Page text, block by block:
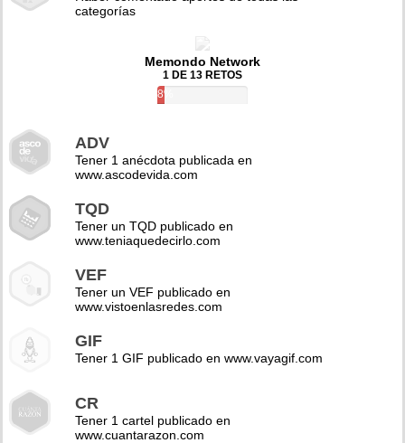
categorías
Memondo Network
1 DE 13 RETOS
8%
ADV
Tener 1 anécdota publicada en
www.ascodevida.com
TQD
Tener un TQD publicado en
www.teniaquedecirlo.com
VEF
Tener un VEF publicado en
www.vistoenlasredes.com
GIF
Tener 1 GIF publicado en www.vayagif.com
CR
Tener 1 cartel publicado en
www.cuantarazon.com